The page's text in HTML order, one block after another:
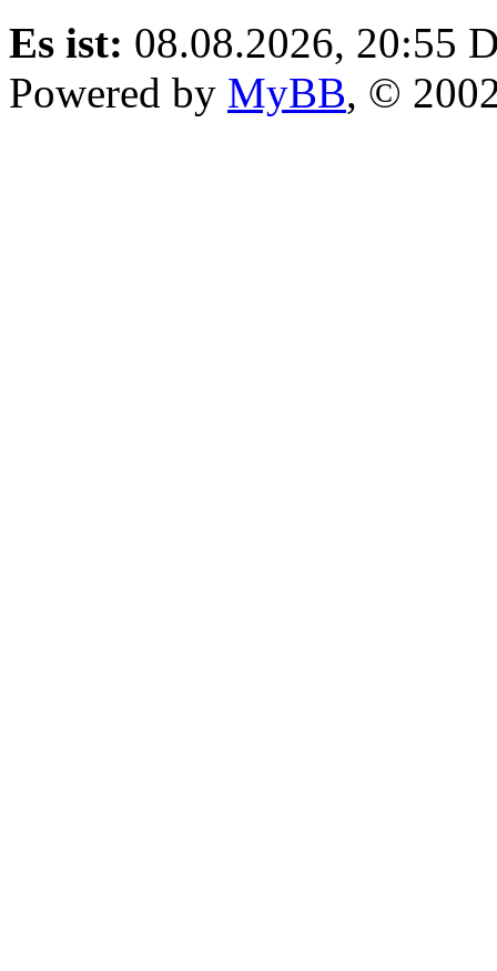
Es ist: 08.08.2026, 20:55
Powered by MyBB, ©